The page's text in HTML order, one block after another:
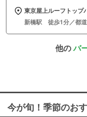
東京屋上ルーフトップ
新橋駅 徒歩1分／都
他のバ
今が旬！季節のお